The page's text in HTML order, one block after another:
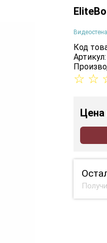
Код
☆ ☆
Цена